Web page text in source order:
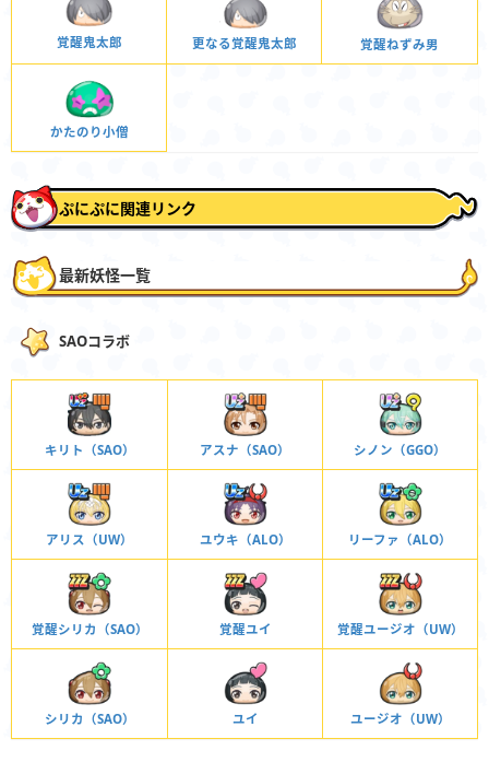
覚醒鬼太郎 更なる覚醒鬼太郎 覚醒ねずみ男
かたのり小僧
ぷにぷに関連リンク
最新妖怪一覧
SAOコラボ
キリト（SAO） アスナ（SAO） シノン（GGO）
アリス（UW） ユウキ（ALO） リーファ（ALO）
覚醒シリカ（SAO） 覚醒ユイ 覚醒ユージオ（UW）
シリカ（SAO） ユイ ユージオ（UW）